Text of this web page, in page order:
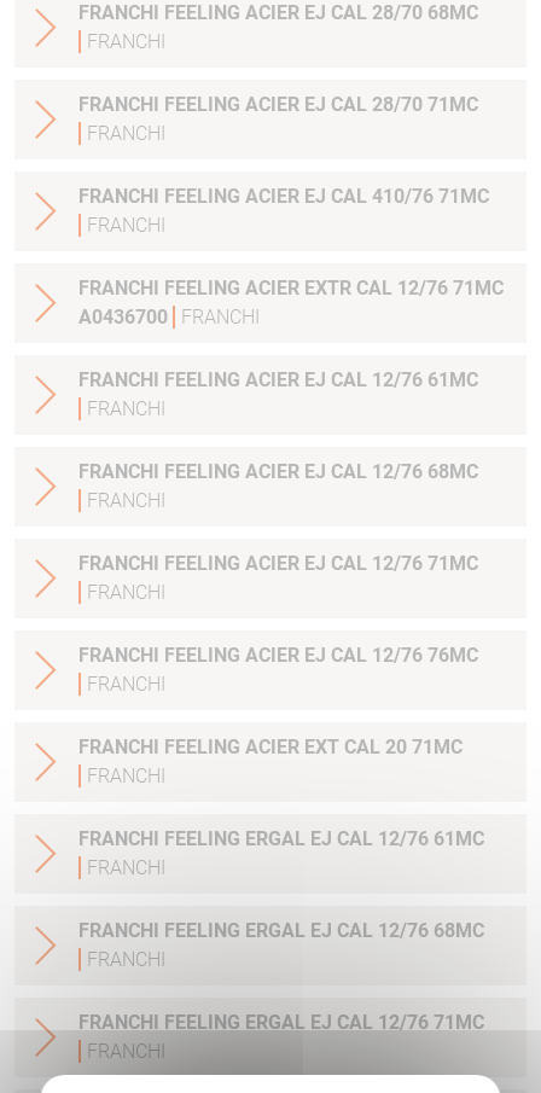
FRANCHI FEELING ACIER EJ CAL 28/70 68MC
FRANCHI
FRANCHI FEELING ACIER EJ CAL 28/70 71MC
FRANCHI
FRANCHI FEELING ACIER EJ CAL 410/76 71MC
FRANCHI
FRANCHI FEELING ACIER EXTR CAL 12/76 71MC
A0436700
FRANCHI
FRANCHI FEELING ACIER EJ CAL 12/76 61MC
FRANCHI
FRANCHI FEELING ACIER EJ CAL 12/76 68MC
FRANCHI
FRANCHI FEELING ACIER EJ CAL 12/76 71MC
FRANCHI
FRANCHI FEELING ACIER EJ CAL 12/76 76MC
FRANCHI
FRANCHI FEELING ACIER EXT CAL 20 71MC
FRANCHI
FRANCHI FEELING ERGAL EJ CAL 12/76 61MC
FRANCHI
FRANCHI FEELING ERGAL EJ CAL 12/76 68MC
FRANCHI
FRANCHI FEELING ERGAL EJ CAL 12/76 71MC
FRANCHI